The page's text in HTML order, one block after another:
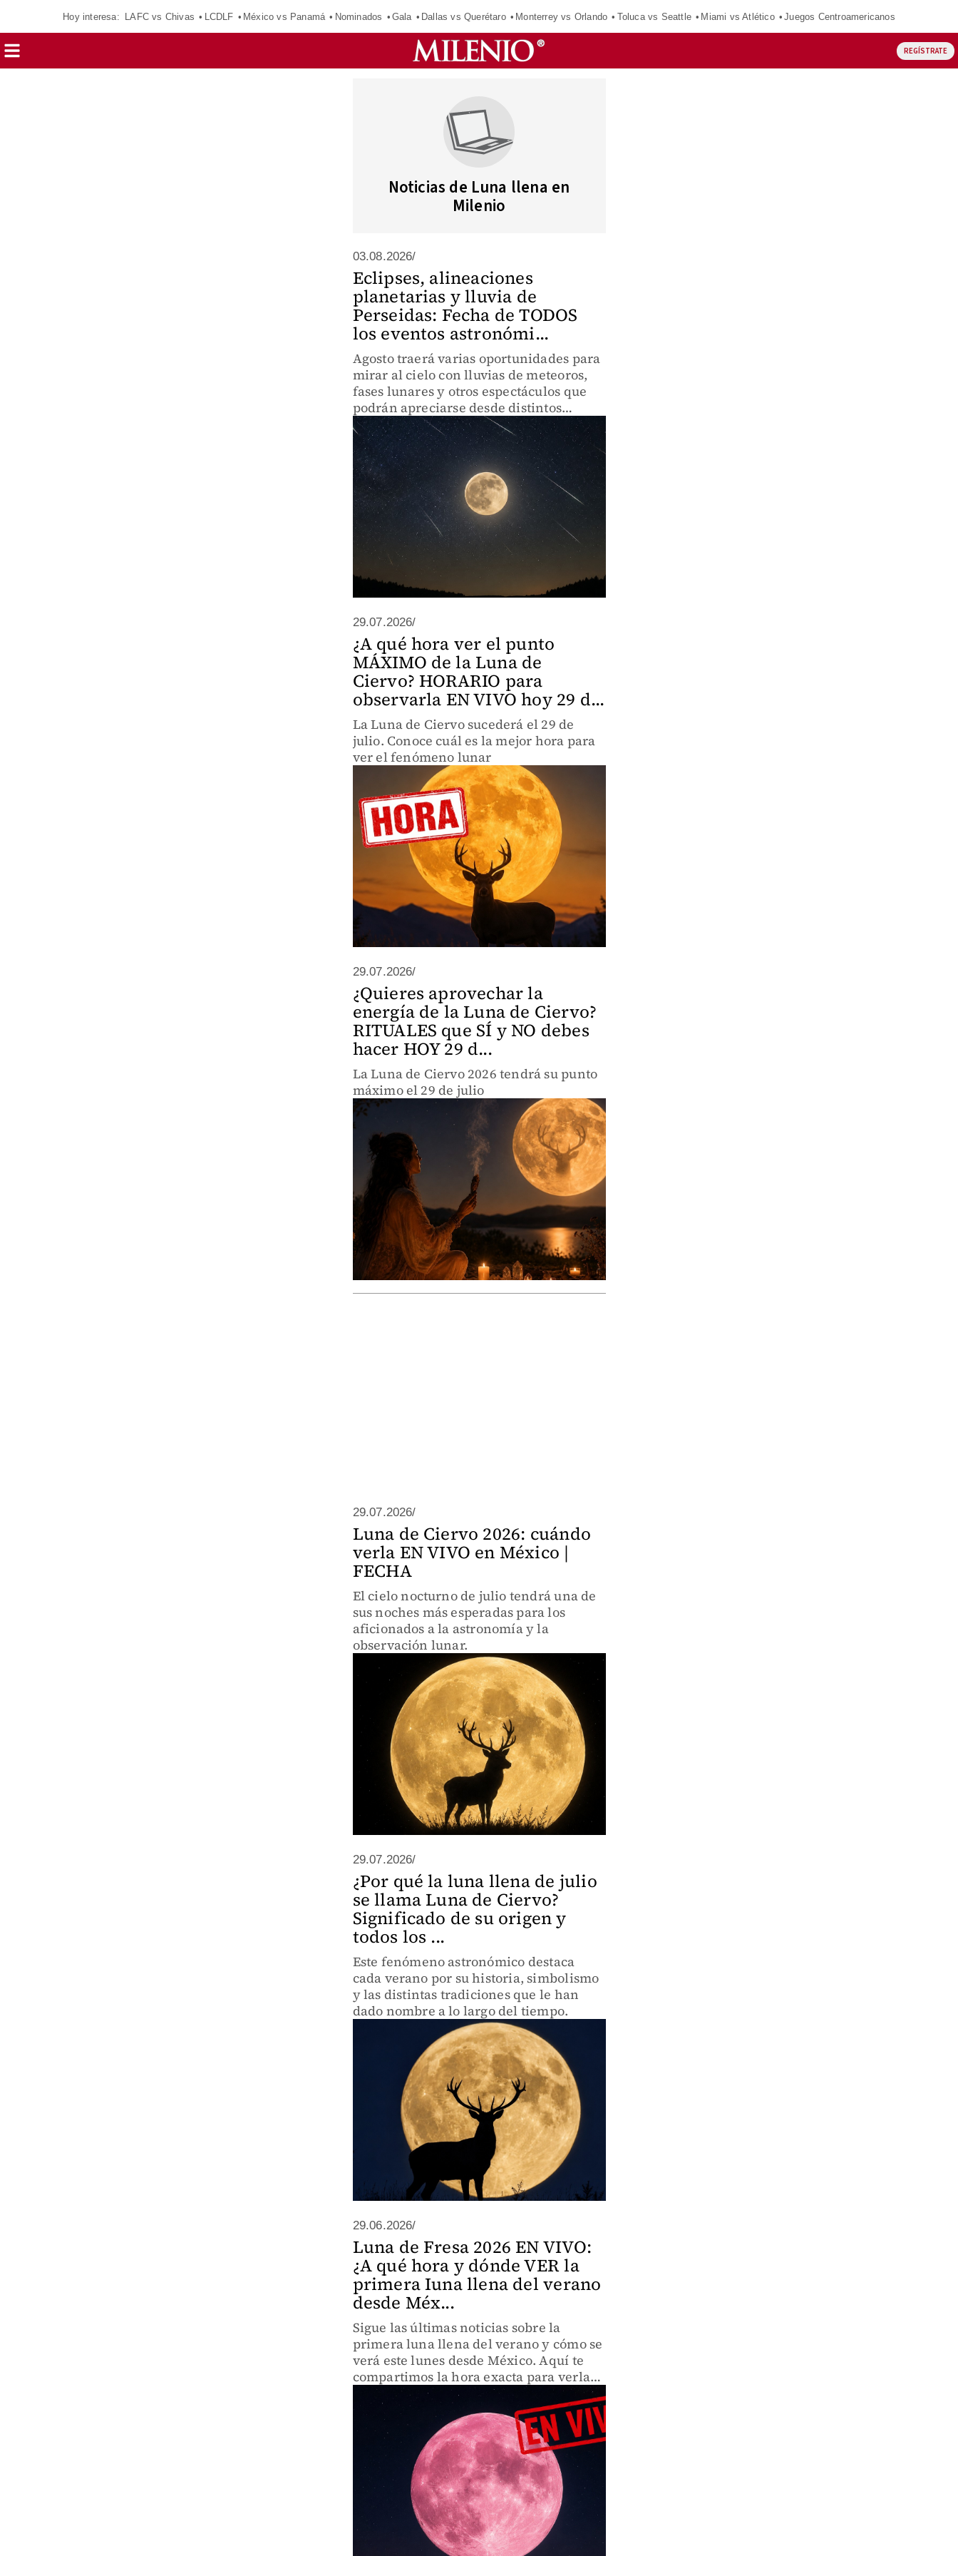
Hoy interesa: LAFC vs Chivas LCDLF México vs Panamá Nominados Gala Dallas vs Querétaro Monterrey vs Orlando Toluca vs Seattle Miami vs Atlético Juegos Centroamericanos
REGÍSTRATE
Noticias de Luna llena en
Milenio
03.08.2026/
Eclipses, alineaciones
planetarias y lluvia de
Perseidas: Fecha de TODOS
los eventos astronómi...
Agosto traerá varias oportunidades para
mirar al cielo con lluvias de meteoros,
fases lunares y otros espectáculos que
podrán apreciarse desde distintos
puntos de México.
29.07.2026/
¿A qué hora ver el punto
MÁXIMO de la Luna de
Ciervo? HORARIO para
observarla EN VIVO hoy 29 d...
La Luna de Ciervo sucederá el 29 de
julio. Conoce cuál es la mejor hora para
ver el fenómeno lunar
29.07.2026/
¿Quieres aprovechar la
energía de la Luna de Ciervo?
RITUALES que SÍ y NO debes
hacer HOY 29 d...
La Luna de Ciervo 2026 tendrá su punto
máximo el 29 de julio
29.07.2026/
Luna de Ciervo 2026: cuándo
verla EN VIVO en México |
FECHA
El cielo nocturno de julio tendrá una de
sus noches más esperadas para los
aficionados a la astronomía y la
observación lunar.
29.07.2026/
¿Por qué la luna llena de julio
se llama Luna de Ciervo?
Significado de su origen y
todos los ...
Este fenómeno astronómico destaca
cada verano por su historia, simbolismo
y las distintas tradiciones que le han
dado nombre a lo largo del tiempo.
29.06.2026/
Luna de Fresa 2026 EN VIVO:
¿A qué hora y dónde VER la
primera Iuna llena del verano
desde Méx...
Sigue las últimas noticias sobre la
primera luna llena del verano y cómo se
verá este lunes desde México. Aquí te
compartimos la hora exacta para verla
en su máximo esplendor.